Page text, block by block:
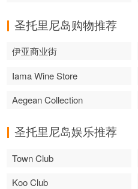
圣托里尼岛购物推荐
伊亚商业街
Iama Wine Store
Aegean Collection
圣托里尼岛娱乐推荐
Town Club
Koo Club